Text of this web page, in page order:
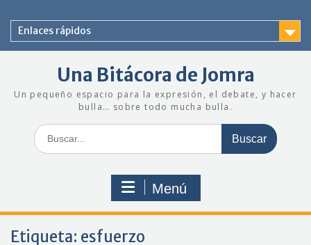
contenido
Enlaces rápidos
Una Bitácora de Jomra
Un pequeño espacio para la expresión, el debate, y hacer
bulla… sobre todo mucha bulla.
Buscar:
Menú
Etiqueta: esfuerzo